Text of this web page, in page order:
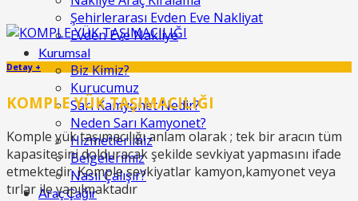
Şehirlerarası Evden Eve Nakliyat
Evden Eve Nakliye
Kurumsal
Biz Kimiz?
Kurucumuz
Sarı Kamyonet Nedir?
Neden Sarı Kamyonet?
Hizmetlerimiz
Belgelerimiz
Nasıl Çalışır?
Araç Çağır
Detay +
KOMPLE YÜK TAŞIMACILIĞI
Komple yük taşımacılığı anlam olarak ; tek bir aracın tüm
kapasitesini dolduracak şekilde sevkiyat yapmasını ifade
etmektedir. Komple sevkiyatlar kamyon,kamyonet veya
tırlar ile yapılmaktadır